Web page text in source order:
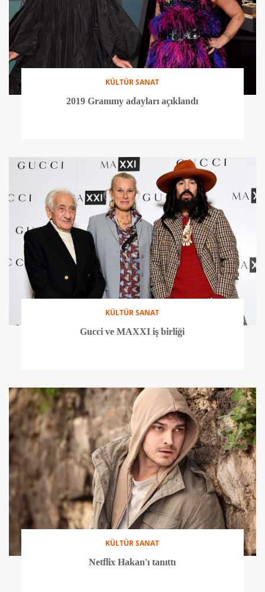
KÜLTÜR SANAT
2019 Grammy adayları açıklandı
KÜLTÜR SANAT
Gucci ve MAXXI iş birliği
KÜLTÜR SANAT
Netflix Hakan'ı tanıttı